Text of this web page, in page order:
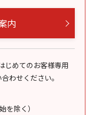
内
じめてのお客様専用
わせください。
を除く）